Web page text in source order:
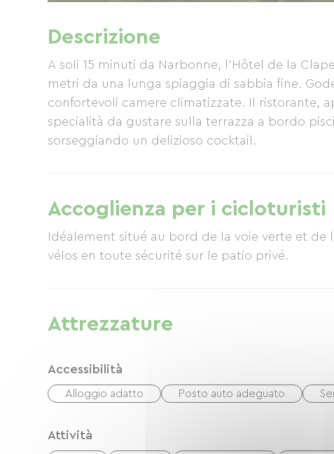
Descrizione
A soli 15 minuti da Narbonne, l'Hôtel de la
metri da una lunga spiaggia di sabbia fine.
confortevoli camere climatizzate. Il ristorante,
specialità da gustare sulla terrazza a bordo
sorseggiando un delizioso cocktail.
Accoglienza per i cicloturisti
Idéalement situé au bord de la voie verte et de
Attrezzature
Accessibilità
Alloggio adatto Posto auto adeguato
Attività